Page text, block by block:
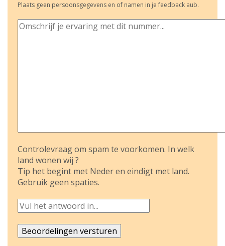
Plaats geen persoonsgegevens en of namen in je feedback aub.
Controlevraag om spam te voorkomen. In welk
land wonen wij ?
Tip het begint met Neder en eindigt met land.
Gebruik geen spaties.